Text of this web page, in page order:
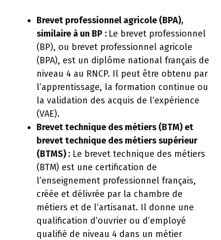
Brevet professionnel agricole (BPA),
similaire à un BP : Le brevet professionnel
(BP), ou brevet professionnel agricole
(BPA), est un diplôme national français de
niveau 4 au RNCP. Il peut être obtenu par
l’apprentissage, la formation continue ou
la validation des acquis de l’expérience
(VAE).
Brevet technique des métiers (BTM) et
brevet technique des métiers supérieur
(BTMS) : Le brevet technique des métiers
(BTM) est une certification de
l’enseignement professionnel français,
créée et délivrée par la chambre de
métiers et de l’artisanat. Il donne une
qualification d’ouvrier ou d’employé
qualifié de niveau 4 dans un métier